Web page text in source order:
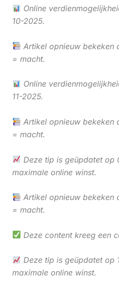
Online
10-2025.
Artikel opnieuw bekeken
= macht.
Online
11-2025.
Artikel opnieuw bekeken
= macht.
Deze tip is geüpdatet op
maximale online winst.
Artikel opnieuw bekeken
= macht.
Deze content kreeg een
Deze tip is geüpdatet op
maximale online winst.